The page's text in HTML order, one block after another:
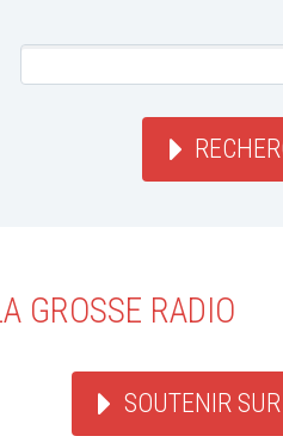
GROSSE RADIO
SOUTENIR